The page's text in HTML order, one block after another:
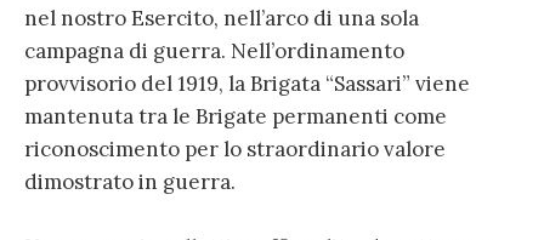
nel nostro Esercito, nell’arco di una sola
campagna di guerra. Nell’ordinamento
provvisorio del 1919, la Brigata “Sassari” viene
mantenuta tra le Brigate permanenti come
riconoscimento per lo straordinario valore
dimostrato in guerra.